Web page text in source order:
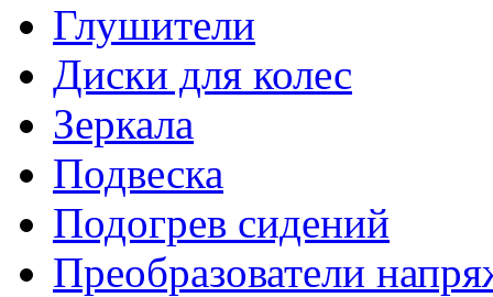
Глушители
Диски для колес
Зеркала
Подвеска
Подогрев сидений
Преобразователи